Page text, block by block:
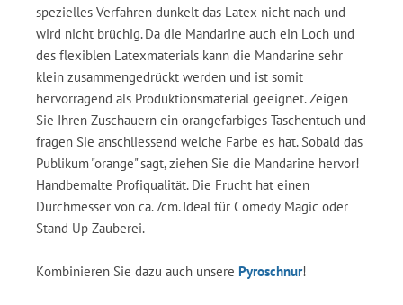
spezielles Verfahren dunkelt das Latex nicht nach und
wird nicht brüchig. Da die Mandarine auch ein Loch und
des flexiblen Latexmaterials kann die Mandarine sehr
klein zusammengedrückt werden und ist somit
hervorragend als Produktionsmaterial geeignet. Zeigen
Sie Ihren Zuschauern ein orangefarbiges Taschentuch und
fragen Sie anschliessend welche Farbe es hat. Sobald das
Publikum "orange" sagt, ziehen Sie die Mandarine hervor!
Handbemalte Profiqualität. Die Frucht hat einen
Durchmesser von ca. 7cm. Ideal für Comedy Magic oder
Stand Up Zauberei.
Kombinieren Sie dazu auch unsere Pyroschnur!